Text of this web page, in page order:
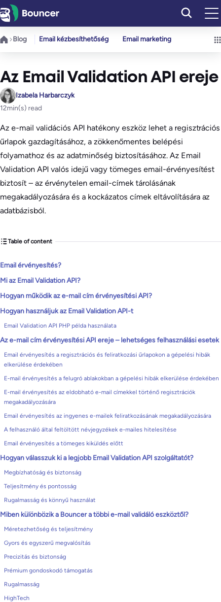
Ugrás
a
tartalomhoz
Blog Email kézbesíthetőség Email marketing
Az Email Validation API ereje
Izabela Harbarczyk
12min(s) read
Az e-mail validációs API hatékony eszköz lehet a regisztrációs
űrlapok gazdagításához, a zökkenőmentes belépési
folyamathoz és az adatminőség biztosításához. Az Email
Validation API valós idejű vagy tömeges email-érvényesítést
biztosít – az érvénytelen email-címek tárolásának
megakadályozására és a kockázatos címek eltávolítására az
adatbázisból.
Table of content
Email érvényesítés?
Mi az Email Validation API?
Hogyan működik az e-mail cím érvényesítési API?
Hogyan használjuk az Email Validation API-t
Email Validation API PHP példa használata
Az e-mail cím érvényesítési API ereje – lehetséges felhasználási esetek
Email érvényesítés a regisztrációs és feliratkozási űrlapokon a gépelési hibák
elkerülése érdekében
E-mail érvényesítés a felugró ablakokban a gépelési hibák elkerülése érdekében
E-mail érvényesítés az eldobható e-mail címekkel történő regisztrációk
megakadályozására
Email érvényesítés az ingyenes e-mailek feliratkozásának megakadályozására
A felhasználó által feltöltött névjegyzékek e-mailes hitelesítése
Email érvényesítés a tömeges kiküldés előtt
Hogyan válasszuk ki a legjobb Email Validation API szolgáltatót?
Megbízhatóság és biztonság
Teljesítmény és pontosság
Rugalmasság és könnyű használat
Miben különbözik a Bouncer a többi e-mail validáló eszköztől?
Méretezhetőség és teljesítmény
Gyors és egyszerű megvalósítás
Precizitás és biztonság
Prémium gondoskodó támogatás
Rugalmasság
HighTech